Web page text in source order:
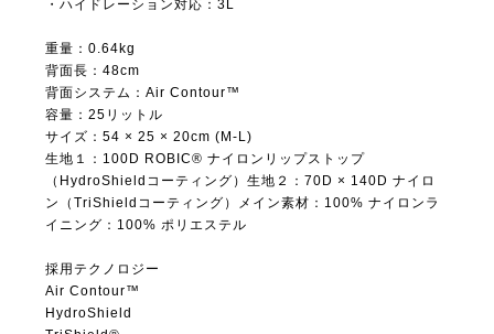
・ハイドレーション対応：3L
重量：0.64kg
背面長：48cm
背面システム：Air Contour™
容量：25リットル
サイズ：54 × 25 × 20cm (M-L)
生地１：100D ROBIC® ナイロンリップストップ
（HydroShieldコーティング）生地２：70D × 140D ナイロ
ン（TriShieldコーティング）メイン素材：100% ナイロンラ
イニング：100% ポリエステル
採用テクノロジー
Air Contour™
HydroShield